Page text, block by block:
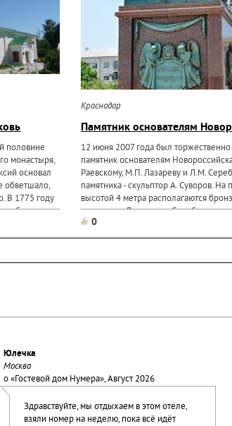
половине
монастыря,
основал
обветшало,
В 1775 году
общине
Краснодар
Памятник основателям
12 июня 2007 года был торжественно
памятник основателям
Раевскому, М.П. Лазареву и Л.М.
памятника - скульптор А. Суворов. На
высотой 4 метра располагаются
адмиралов Лазарева и Серебрякова и
Раевского. На месте...
0
Юлечка
Москва
о «Гостевой дом Нумера», Август 2026
Здравствуйте, мы отдыхаем в этом отеле,
взяли номер на неделю, пока всё идёт